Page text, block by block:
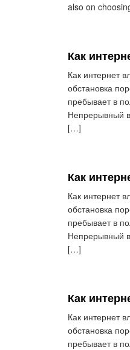
also on
Как
Как интернет
обстановка
пребывает в
Непрерывный
[…]
Как
Как интернет
обстановка
пребывает в
Непрерывный
[…]
Как
Как интернет
обстановка
пребывает в